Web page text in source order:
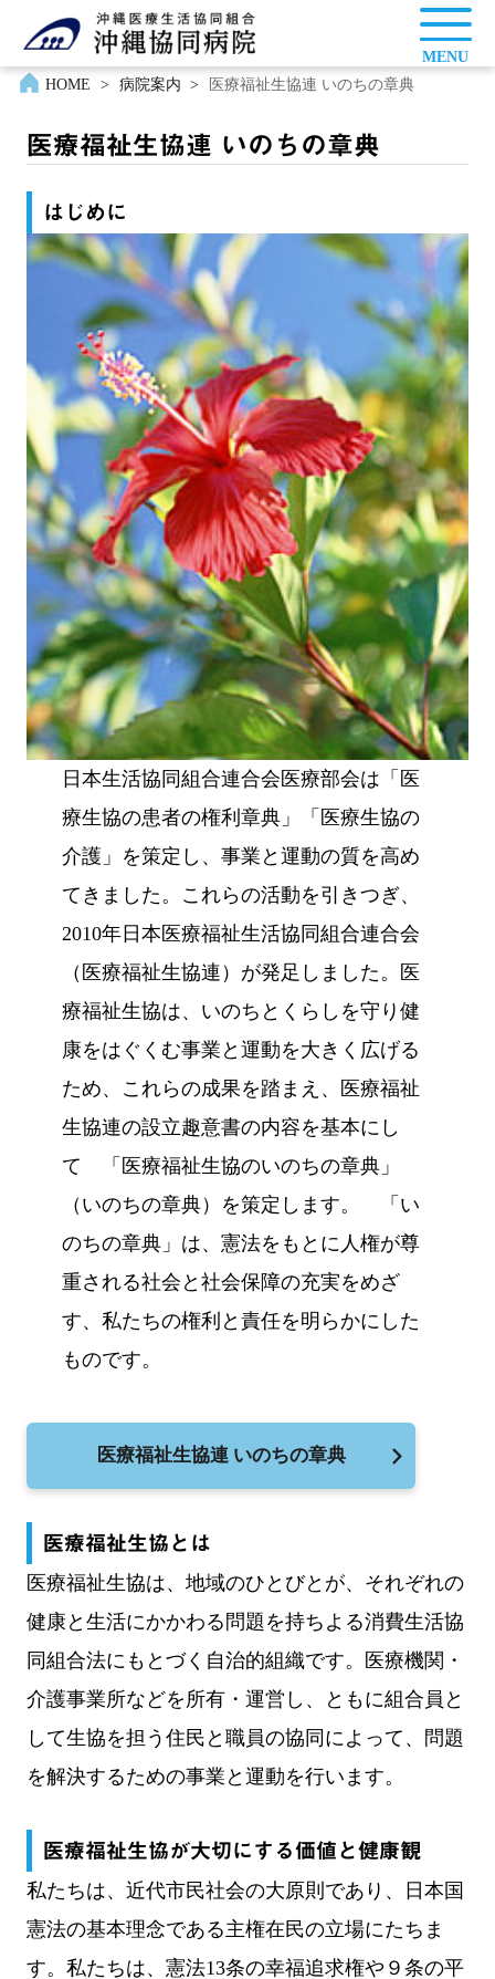
MENU
HOME
> 病院案内 > 医療福祉生協連 いのちの章典
医療福祉生協連 いのちの章典
はじめに
日本生活協同組合連合会医療部会は「医
療生協の患者の権利章典」「医療生協の
介護」を策定し、事業と運動の質を高め
てきました。これらの活動を引きつぎ、
2010年日本医療福祉生活協同組合連合会
（医療福祉生協連）が発足しました。医
療福祉生協は、いのちとくらしを守り健
康をはぐくむ事業と運動を大きく広げる
ため、これらの成果を踏まえ、医療福祉
生協連の設立趣意書の内容を基本にし
て 「医療福祉生協のいのちの章典」
（いのちの章典）を策定します。 「い
のちの章典」は、憲法をもとに人権が尊
重される社会と社会保障の充実をめざ
す、私たちの権利と責任を明らかにした
ものです。
医療福祉生協連 いのちの章典
医療福祉生協とは
医療福祉生協は、地域のひとびとが、それぞれの
健康と生活にかかわる問題を持ちよる消費生活協
同組合法にもとづく自治的組織です。医療機関・
介護事業所などを所有・運営し、ともに組合員と
して生協を担う住民と職員の協同によって、問題
を解決するための事業と運動を行います。
医療福祉生協が大切にする価値と健康観
私たちは、近代市民社会の大原則であり、日本国
憲法の基本理念である主権在民の立場にたちま
す。私たちは、憲法13条の幸福追求権や９条の平